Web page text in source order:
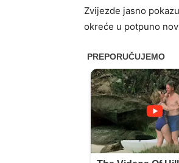
Zvijezde jasno
okreće u potpuno